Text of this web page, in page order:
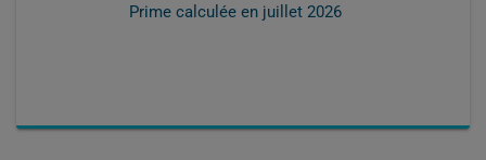
Prime calculée en juillet 2026